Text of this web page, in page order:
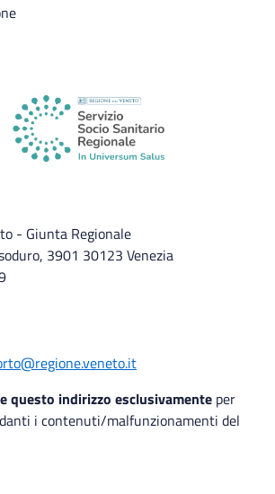
- Giunta Regionale
3901 30123 Venezia
questo indirizzo esclusivamente per
i contenuti/malfunzionamenti del